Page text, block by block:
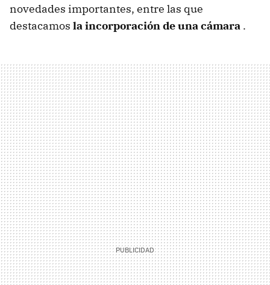
novedades importantes, entre las que
destacamos la incorporación de una cámara .